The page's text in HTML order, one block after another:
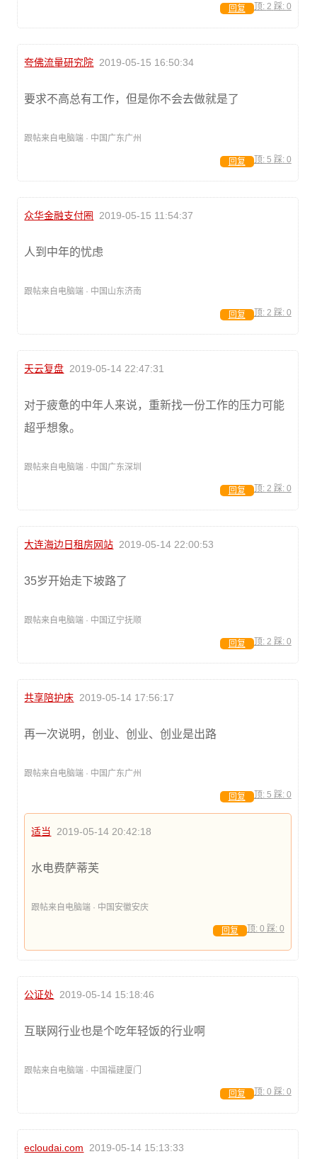
顶: 2 踩: 0
回复
夸佛流量研究院 2019-05-15 16:50:34
要求不高总有工作，但是你不会去做就是了
跟帖来自电脑端 · 中国广东广州
顶: 5 踩: 0
回复
众华金融支付圈 2019-05-15 11:54:37
人到中年的忧虑
跟帖来自电脑端 · 中国山东济南
顶: 2 踩: 0
回复
天云复盘 2019-05-14 22:47:31
对于疲惫的中年人来说，重新找一份工作的压力可能
超乎想象。
跟帖来自电脑端 · 中国广东深圳
顶: 2 踩: 0
回复
大连海边日租房网站 2019-05-14 22:00:53
35岁开始走下坡路了
跟帖来自电脑端 · 中国辽宁抚顺
顶: 2 踩: 0
回复
共享陪护床 2019-05-14 17:56:17
再一次说明，创业、创业、创业是出路
跟帖来自电脑端 · 中国广东广州
顶: 5 踩: 0
回复
适当 2019-05-14 20:42:18
水电费萨蒂芙
跟帖来自电脑端 · 中国安徽安庆
顶: 0 踩: 0
回复
公证处 2019-05-14 15:18:46
互联网行业也是个吃年轻饭的行业啊
跟帖来自电脑端 · 中国福建厦门
顶: 0 踩: 0
回复
ecloudai.com 2019-05-14 15:13:33